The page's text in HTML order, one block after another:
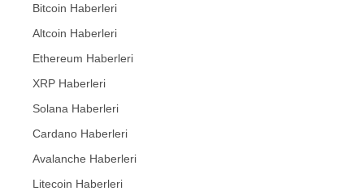
Bitcoin Haberleri
Altcoin Haberleri
Ethereum Haberleri
XRP Haberleri
Solana Haberleri
Cardano Haberleri
Avalanche Haberleri
Litecoin Haberleri